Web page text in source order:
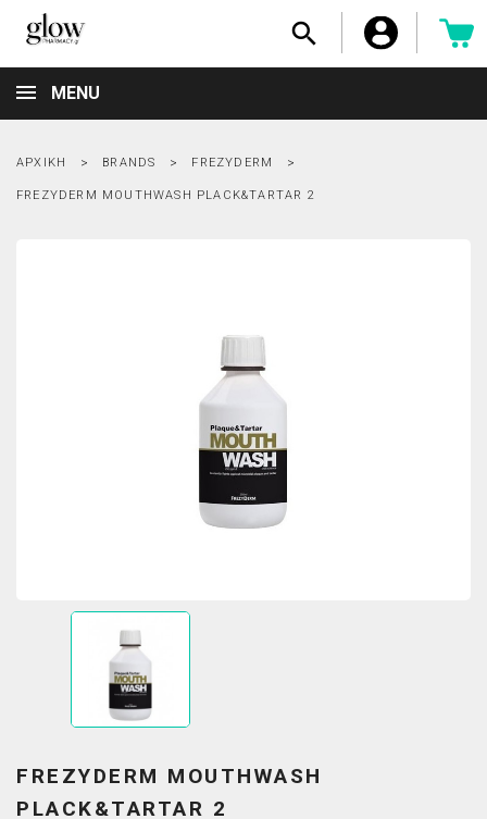

MENU
ΑΡΧΙΚΉ BRANDS FREZYDERM
FREZYDERM MOUTHWASH PLACK&TARTAR 2
FREZYDERM MOUTHWASH
PLACK&TARTAR 2